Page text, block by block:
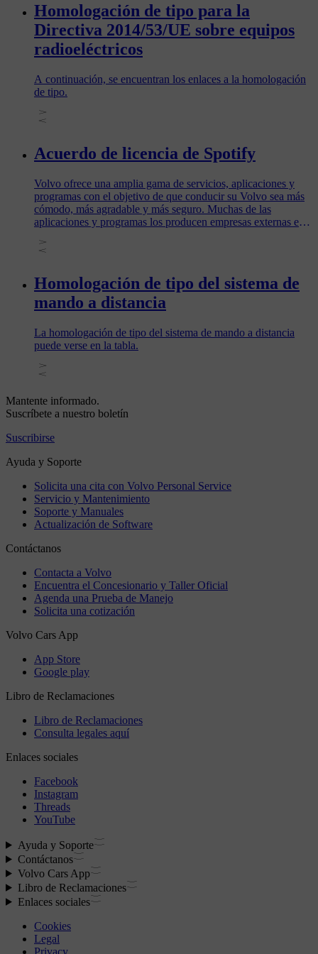
Homologación de tipo para la
Directiva 2014/53/UE sobre equipos
radioeléctricos
A continuación, se encuentran los enlaces a la homologación
de tipo.
Acuerdo de licencia de Spotify
Volvo ofrece una amplia gama de servicios, aplicaciones y
programas con el objetivo de que conducir su Volvo sea más
cómodo, más agradable y más seguro. Muchas de las
aplicaciones y programas los producen empresas externas e
externos.
Homologación de tipo del sistema de
mando a distancia
La homologación de tipo del sistema de mando a distancia
puede verse en la tabla.